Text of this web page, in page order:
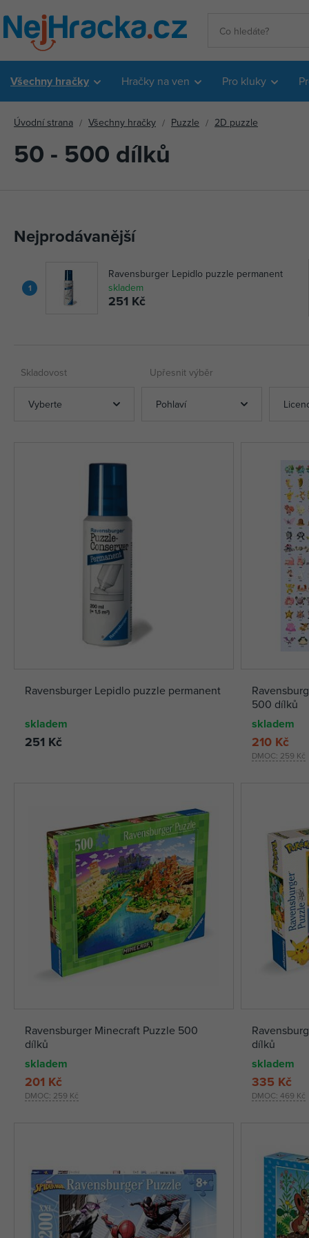
Všechny hračky Hračky na ven Pro kluky
Úvodní strana Všechny hračky Puzzle 2D puzzle
50 - 500 dílků
Nejprodávanější
1
Ravensburger Lepidlo puzzle permanent
skladem
251 Kč
Skladovost Upřesnit výběr
Vyberte Pohlaví
Ravensburger Lepidlo puzzle permanent
skladem
251 Kč
500 dílků
skladem
DMOC: 259 Kč
210 Kč
Ravensburger Minecraft Puzzle 500
dílků
skladem
DMOC: 259 Kč
201 Kč
dílků
skladem
DMOC: 469 Kč
335 Kč